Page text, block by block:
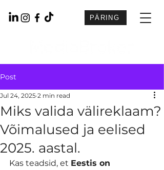
PÄRING
Post
Miks valida välireklaam?
Võimalused ja eelised
2025. aastal.
Jul 24, 2025 2 min read
Kas teadsid, et Eestis on